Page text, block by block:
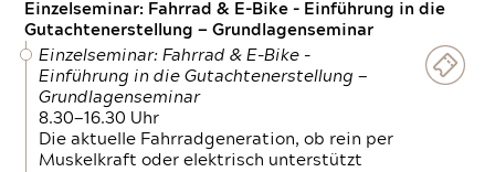
Einzelseminar: Fahrrad & E-Bike - Einführung in die
Gutachtenerstellung — Grundlagenseminar
Einzelseminar: Fahrrad & E-Bike -
Einführung in die Gutachtenerstellung —
Grundlagenseminar
8.30—16.30 Uhr
Die aktuelle Fahrradgeneration, ob rein per
Muskelkraft oder elektrisch unterstützt